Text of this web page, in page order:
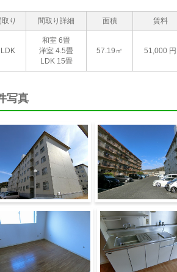
り 間取り詳細 面積 賃料
和室 6畳
洋室 4.5畳
LDK 15畳
57.19㎡ 51,000 円
写真
外観 駐車場